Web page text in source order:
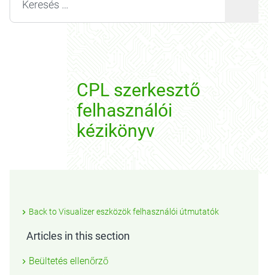
CPL szerkesztő
felhasználói
kézikönyv
Back to Visualizer eszközök felhasználói útmutatók
Articles in this section
Beültetés ellenőrző